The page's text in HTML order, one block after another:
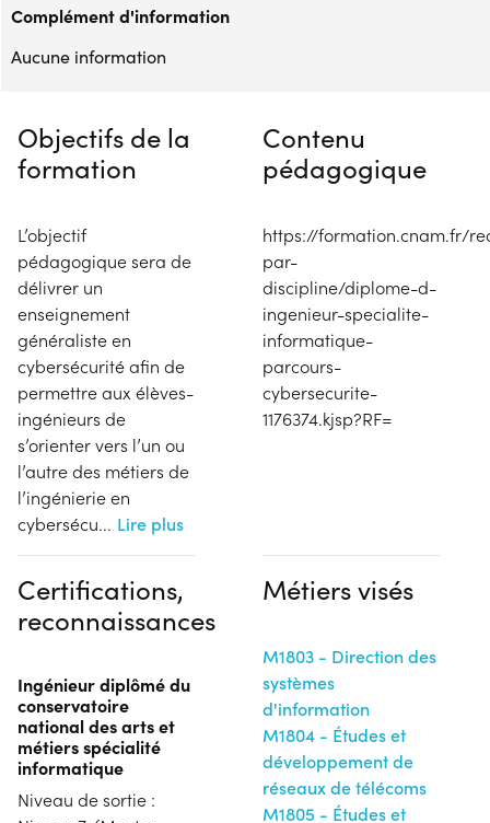
Complément d'information
Aucune information
Objectifs de la
formation
L’objectif
pédagogique sera de
délivrer un
enseignement
généraliste en
cybersécurité afin de
permettre aux élèves-
ingénieurs de
s’orienter vers l’un ou
l’autre des métiers de
l’ingénierie en
cybersécu... Lire plus
Contenu
pédagogique
https://formation.cnam.fr/
par-
discipline/diplome-d-
ingenieur-specialite-
informatique-
parcours-
cybersecurite-
1176374.kjsp?RF=
Certifications,
reconnaissances
Ingénieur diplômé du
conservatoire
national des arts et
métiers spécialité
informatique
Niveau de sortie :
Métiers visés
M1803 - Direction des
systèmes
d'information
M1804 - Études et
développement de
réseaux de télécoms
M1805 - Études et